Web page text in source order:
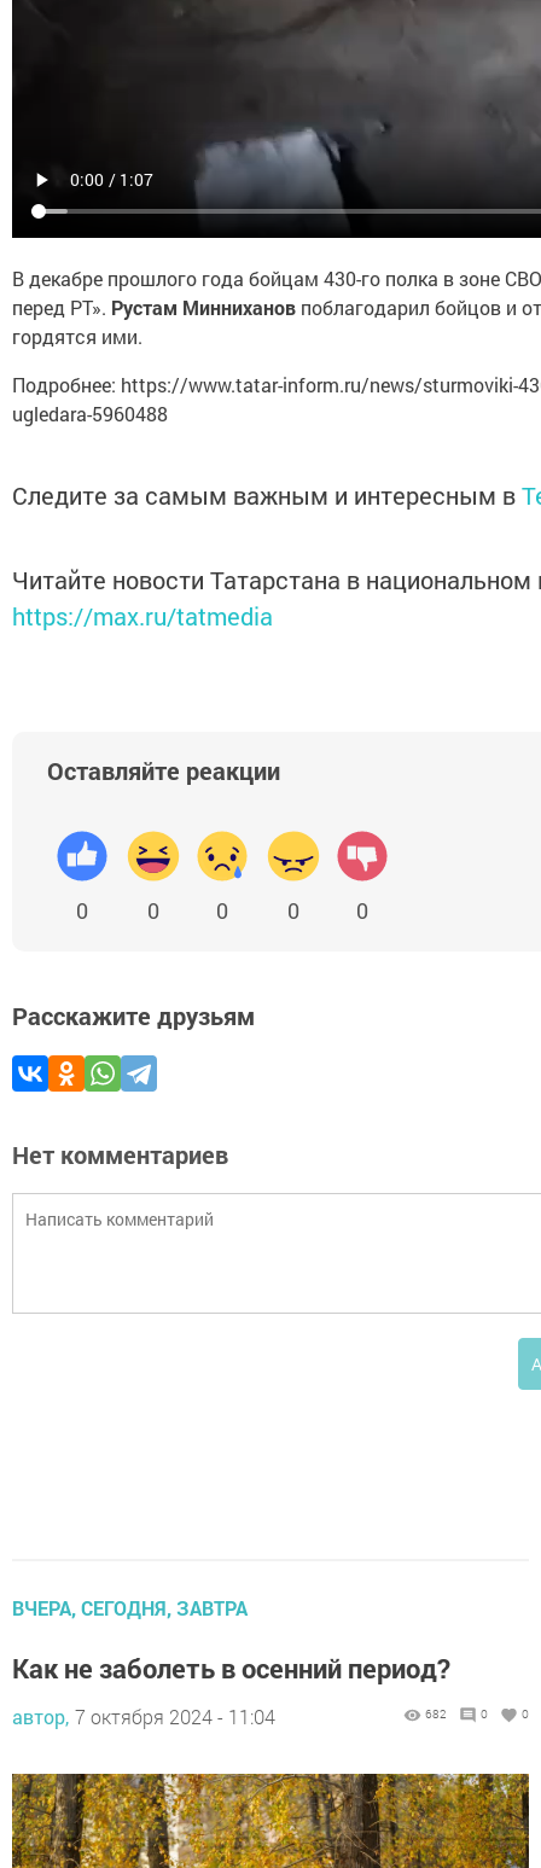
В декабре прошлого года бойцам 430-го полка в зоне
перед РТ». Рустам Минниханов поблагодарил бойцов и
гордятся ими.
Подробнее: https://www.tatar-inform.ru/news/sturmoviki-
ugledara-5960488
Следите за самым важным и интересным в
Читайте новости Татарстана в
https://max.ru/tatmedia
Оставляйте реакции
0 0 0 0 0
Расскажите друзьям
Нет комментариев
ВЧЕРА, СЕГОДНЯ, ЗАВТРА
Как не заболеть в осенний период?
автор, 7 октября 2024 - 11:04 682 0 0